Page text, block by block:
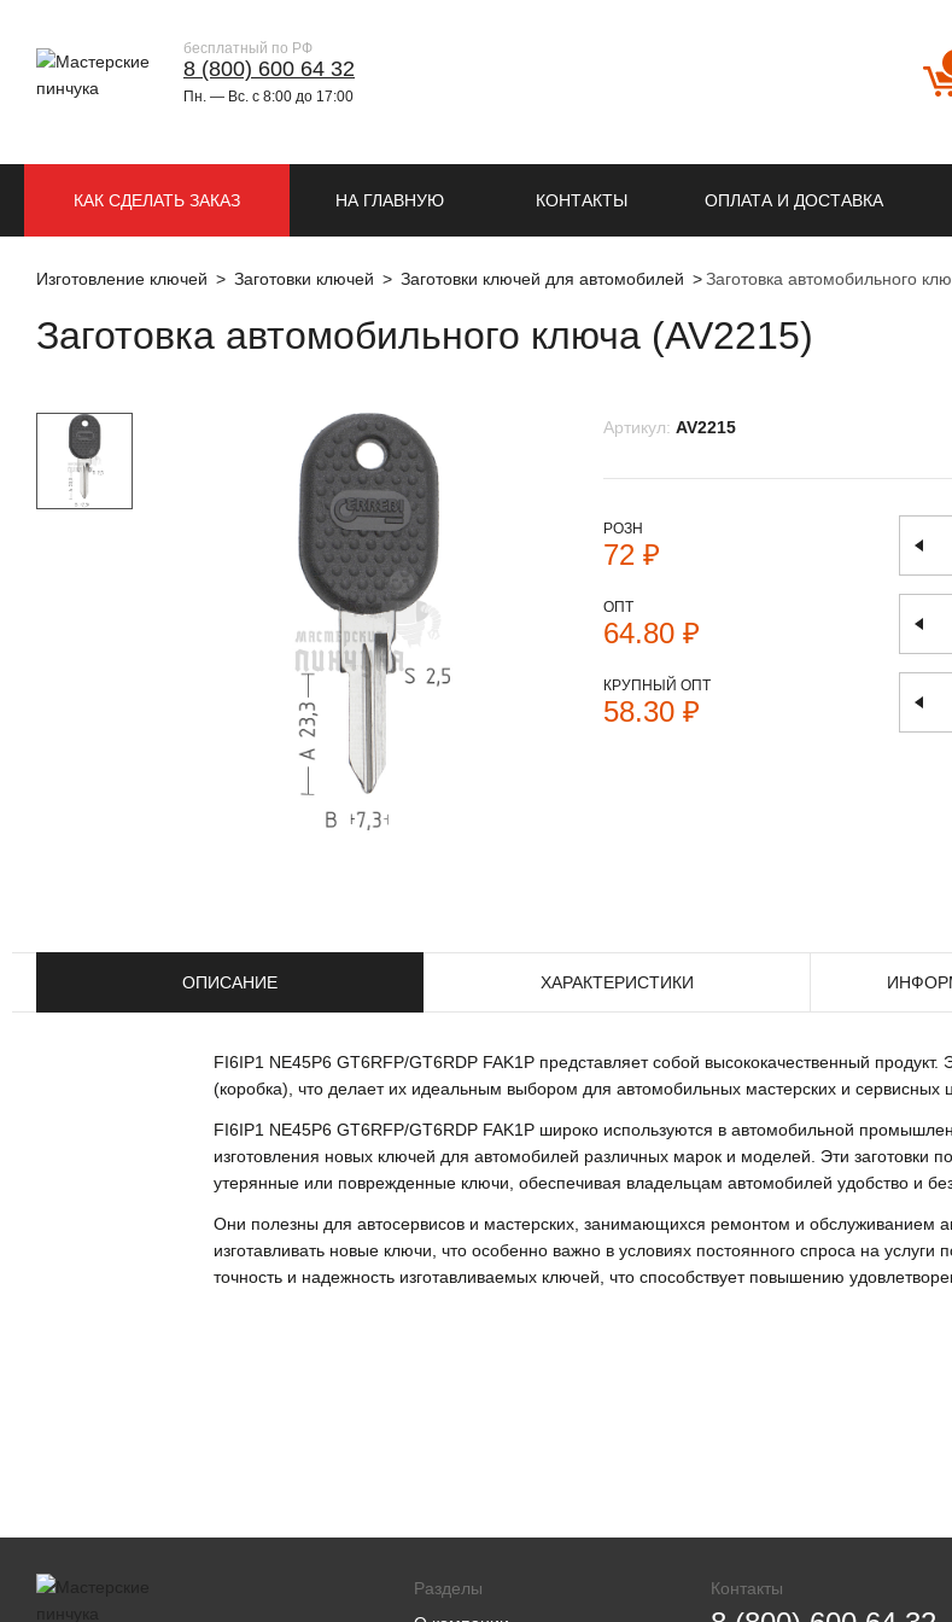
бесплатный по РФ
8 (800) 600 64 32
Пн. — Вс. с 8:00 до 17:00
НА ГЛАВНУЮ КОНТАКТЫ ОПЛАТА И ДОСТАВКА
КАК СДЕЛАТЬ ЗАКАЗ
Изготовление ключей Заготовки ключей Заготовки ключей для автомобилей Заготовка автомобильного
Заготовка автомобильного ключа (AV2215)
Артикул: AV2215
РОЗН
72 ₽
ОПТ
64.80 ₽
КРУПНЫЙ ОПТ
58.30 ₽
ОПИСАНИЕ ХАРАКТЕРИСТИКИ
FI6IP1 NE45P6 GT6RFP/GT6RDP FAK1P представляет собой высококачественный продукт.
(коробка), что делает их идеальным выбором для автомобильных мастерских и сервисных
FI6IP1 NE45P6 GT6RFP/GT6RDP FAK1P широко используются в автомобильной
изготовления новых ключей для автомобилей различных марок и моделей. Эти заготовки
утерянные или поврежденные ключи, обеспечивая владельцам автомобилей удобство и
Они полезны для автосервисов и мастерских, занимающихся ремонтом и обслуживанием
изготавливать новые ключи, что особенно важно в условиях постоянного спроса на
точность и надежность изготавливаемых ключей, что способствует повышению
Разделы
Контакты